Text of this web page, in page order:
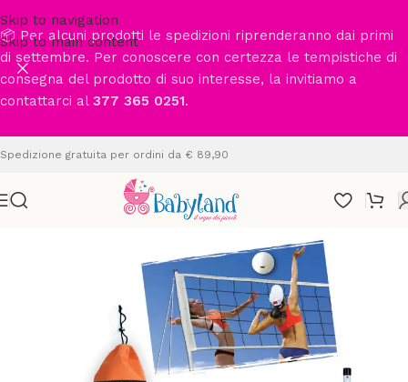
Skip to navigation
Skip to main content
📦 Per alcuni prodotti le spedizioni riprenderanno dai primi
di settembre. Per conoscere con certezza le tempistiche di
consegna del prodotto di suo interesse, la invitiamo a
contattarci al 377 365 0251.
Spedizione gratuita per ordini da € 89,90